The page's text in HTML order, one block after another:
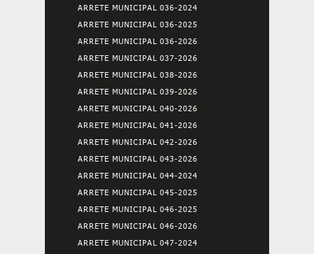
ARRETE MUNICIPAL 036-2024
ARRETE MUNICIPAL 036-2025
ARRETE MUNICIPAL 036-2026
ARRETE MUNICIPAL 037-2026
ARRETE MUNICIPAL 038-2026
ARRETE MUNICIPAL 039-2026
ARRETE MUNICIPAL 040-2026
ARRETE MUNICIPAL 041-2026
ARRETE MUNICIPAL 042-2026
ARRETE MUNICIPAL 043-2026
ARRETE MUNICIPAL 044-2024
ARRETE MUNICIPAL 045-2025
ARRETE MUNICIPAL 046-2025
ARRETE MUNICIPAL 046-2026
ARRETE MUNICIPAL 047-2024